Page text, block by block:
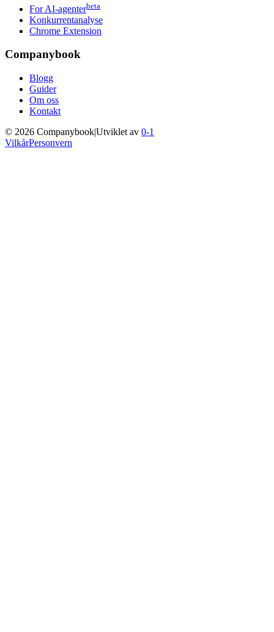
For AI-agenterbeta
Konkurrentanalyse
Chrome Extension
Companybook
Blogg
Guider
Om oss
Kontakt
© 2026 Companybook|Utviklet av 0-1
VilkårPersonvern